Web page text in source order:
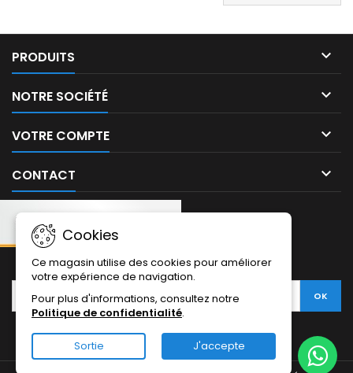
PRODUITS 
NOTRE SOCIÉTÉ 
VOTRE COMPTE 
CONTACT 
Cookies
Ce magasin utilise des cookies pour améliorer
votre expérience de navigation.
Pour plus d'informations, consultez notre
Politique de confidentialité.
Sortie J'accepte
NEWSLETTER: